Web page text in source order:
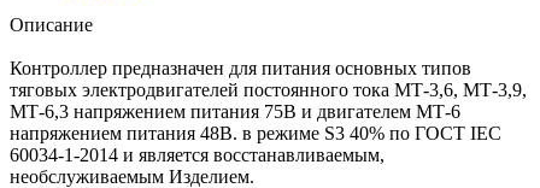
Описание
Контроллер предназначен для питания основных типов
тяговых электродвигателей постоянного тока МТ-3,6, МТ-3,9,
МТ-6,3 напряжением питания 75В и двигателем МТ-6
напряжением питания 48В. в режиме S3 40% по ГОСТ IEC
60034-1-2014 и является восстанавливаемым,
необслуживаемым Изделием.